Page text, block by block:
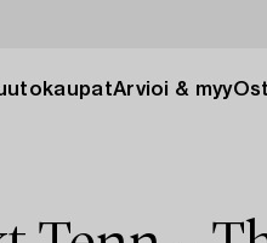
Arvioi & myy